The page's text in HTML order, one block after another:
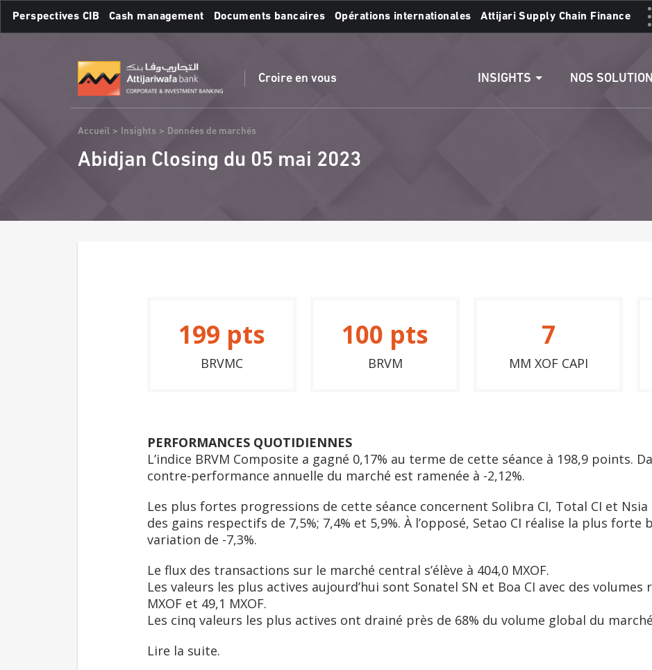
contenu
Perspectives CIB Cash management Documents bancaires Opérations internationales Attijari Supply Chain Finance
Croire en vous INSIGHTS NOS
Fil
d'Ariane
Accueil Insights Données de marchés
Abidjan Closing du 05 mai 2023
199 pts
BRVMC
100 pts
BRVM
7
MM XOF CAPI
PERFORMANCES QUOTIDIENNES
L’indice BRVM Composite a gagné 0,17% au terme de cette séance à 198,9 points.
contre-performance annuelle du marché est ramenée à -2,12%.
Les plus fortes progressions de cette séance concernent Solibra CI, Total CI et Nsia
des gains respectifs de 7,5%; 7,4% et 5,9%. À l’opposé, Setao CI réalise la plus forte
variation de -7,3%.
Le flux des transactions sur le marché central s’élève à 404,0 MXOF.
Les valeurs les plus actives aujourd’hui sont Sonatel SN et Boa CI avec des volumes
MXOF et 49,1 MXOF.
Les cinq valeurs les plus actives ont drainé près de 68% du volume global du
Lire la suite.